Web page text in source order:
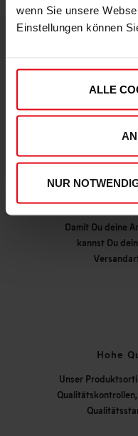
wenn Sie unsere
Einstellungen können
ALLE
NUR
DEINE
Express
Damit Du deine
kannst Du
Hohe
Unser